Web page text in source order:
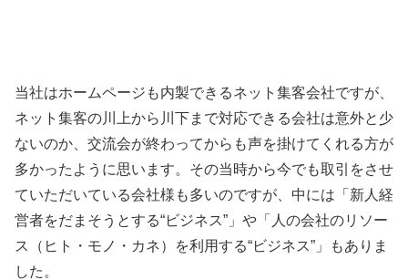
当社はホームページも内製できるネット集客会社ですが、
ネット集客の川上から川下まで対応できる会社は意外と少
ないのか、交流会が終わってからも声を掛けてくれる方が
多かったように思います。その当時から今でも取引をさせ
ていただいている会社様も多いのですが、中には「新人経
営者をだまそうとする“ビジネス”」や「人の会社のリソー
ス（ヒト・モノ・カネ）を利用する“ビジネス”」もありま
した。